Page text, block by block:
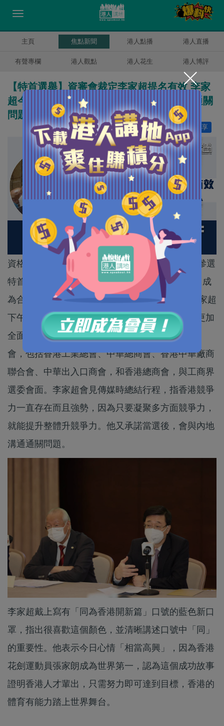
主頁 焦點新聞 港人點播 港人直播
有聲專欄 港人觀點 港人花生 港人博評
【特首選舉】資審會裁定李家超提名有效 李家
超今日拜會5大商會：若當選會與內地溝通通關
問題
分享
讚好 7
資格審查委員會今日（18日）公布及刊憲，辭職參選
特首的前政務司司長李家超共786張提名票有效，成
為合資格候選人，參加2022年行政長官選舉。李家超
下午見傳媒時，感謝資審會及選委，指未來可以更加
全面地展開選舉工作。李家超今日拜會本港5大商
會，包括香港工業總會、中華總商會、香港中華廠商
聯合會、中華出入口商會，和香港總商會，與工商界
選委會面。李家超會見傳媒時總結行程，指香港競爭
力一直存在而且強勢，因為只要凝聚多方面競爭力，
就能提升整體升競爭力。他又承諾當選後，會與內地
溝通通關問題。
李家超戴上寫有「同為香港開新篇」口號的藍色新口
罩，指出很喜歡這個顏色，並清晰講述口號中「同」
的重要性。他表示今日心情「相當高興」，因為香港
花劍運動員張家朗成為世界第一，認為這個成功故事
證明香港人才輩出，只需努力即可達到目標，香港的
體育有能力踏上世界舞台。